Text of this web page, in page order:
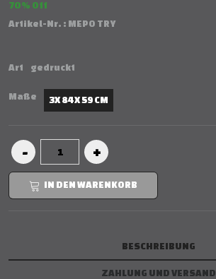
70 % Off
Artikel-Nr. : MEPO TRY
Art gedruckt
Maße 3X 84 X 59 CM
IN DEN WARENKORB
BESCHREIBUNG
ZAHLUNG UND VERSAND